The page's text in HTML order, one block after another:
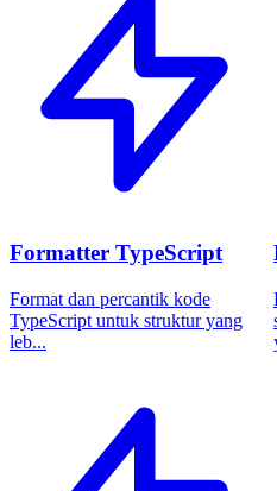
Formatter TypeScript
Format dan percantik kode
TypeScript untuk struktur yang
leb...